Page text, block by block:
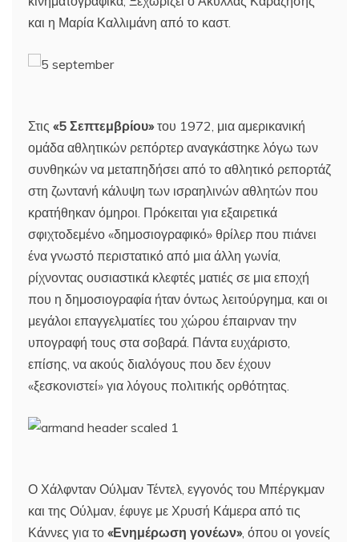
και η Μαρία Καλλιμάνη από το καστ.
Στις «5 Σεπτεμβρίου»του 1972, μια αμερικανική
ομάδα αθλητικών ρεπόρτερ αναγκάστηκε λόγω των
συνθηκών να μεταπηδήσει από το αθλητικό ρεπορτάζ
στη ζωντανή κάλυψη των ισραηλινών αθλητών που
κρατήθηκαν όμηροι. Πρόκειται για εξαιρετικά
σφιχτοδεμένο «δημοσιογραφικό» θρίλερ που πιάνει
ένα γνωστό περιστατικό από μια άλλη γωνία,
ρίχνοντας ουσιαστικά κλεφτές ματιές σε μια εποχή
που η δημοσιογραφία ήταν όντως λειτούργημα, και οι
μεγάλοι επαγγελματίες του χώρου έπαιρναν την
υπογραφή τους στα σοβαρά. Πάντα ευχάριστο,
επίσης, να ακούς διαλόγους που δεν έχουν
«ξεσκονιστεί» για λόγους πολιτικής ορθότητας.
Ο Χάλφνταν Ούλμαν Τέντελ, εγγονός του Μπέργκμαν
και της Ούλμαν, έφυγε με Χρυσή Κάμερα από τις
Κάννες για το «Ενημέρωση γονέων», όπου οι γονείς